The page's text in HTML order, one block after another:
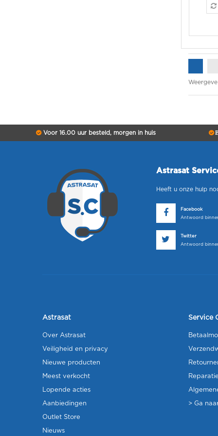
Voor 16.00 uur besteld, morgen in huis
Astrasat
Heeft u onze hulp
Facebook
Antwoord
Twitter
Antwoord
Astrasat
Over Astrasat
Veiligheid en privacy
Nieuwe producten
Meest verkocht
Lopende acties
Aanbiedingen
Outlet Store
Nieuws
Service
> Ga